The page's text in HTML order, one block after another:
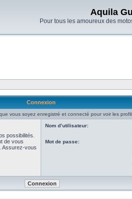
Aquila
Pour tous les amoureux des
Connexion
vous soyez enregistré et connecté pour voir les
possibilités.
de vous
Assurez-vous
Nom d’utilisateur:
Mot de passe: